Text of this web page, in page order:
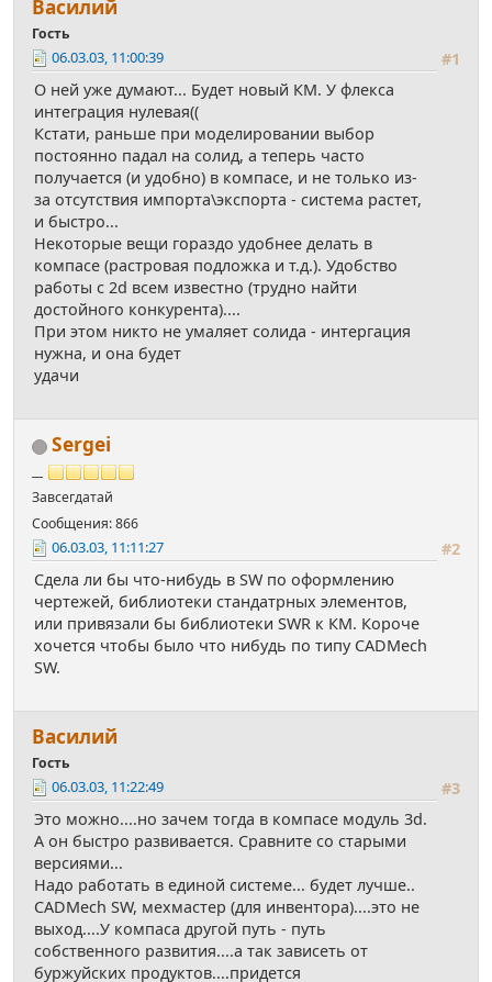
Василий
Гость
#1
06.03.03, 11:00:39
О ней уже думают... Будет новый КМ. У флекса
интеграция нулевая((
Кстати, раньше при моделировании выбор
постоянно падал на солид, а теперь часто
получается (и удобно) в компасе, и не только из-
за отсутствия импорта\экспорта - система растет,
и быстро...
Некоторые вещи гораздо удобнее делать в
компасе (растровая подложка и т.д.). Удобство
работы с 2d всем известно (трудно найти
достойного конкурента)....
При этом никто не умаляет солида - интергация
нужна, и она будет
удачи
Sergei
Завсегдатай
Сообщения: 866
#2
06.03.03, 11:11:27
Сдела ли бы что-нибудь в SW по оформлению
чертежей, библиотеки стандатрных элементов,
или привязали бы библиотеки SWR к КМ. Короче
хочется чтобы было что нибудь по типу CADMech
SW.
Василий
Гость
#3
06.03.03, 11:22:49
Это можно....но зачем тогда в компасе модуль 3d.
А он быстро развивается. Сравните со старыми
версиями...
Надо работать в единой системе... будет лучше..
CADMech SW, мехмастер (для инвентора)....это не
выход....У компаса другой путь - путь
собственного развития....а так зависеть от
буржуйских продуктов....придется